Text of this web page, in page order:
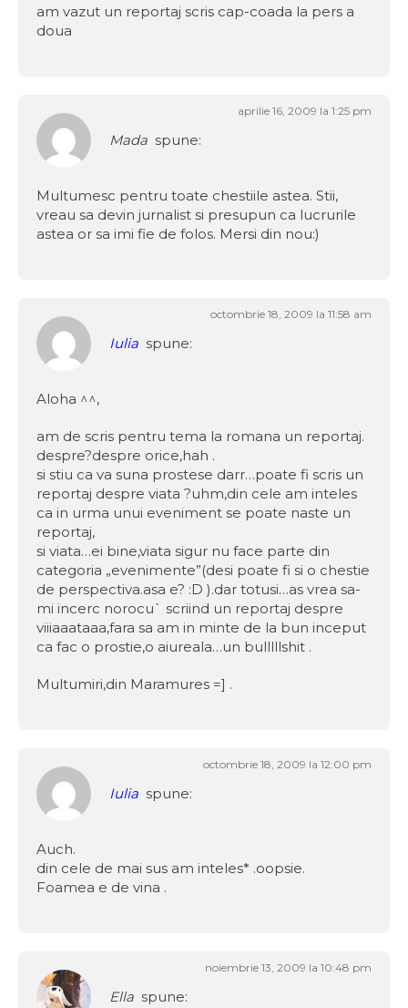
am vazut un reportaj scris cap-coada la pers a
doua
Mada spune:
aprilie 16, 2009 la 1:25 pm
Multumesc pentru toate chestiile astea. Stii,
vreau sa devin jurnalist si presupun ca lucrurile
astea or sa imi fie de folos. Mersi din nou:)
Iulia spune:
octombrie 18, 2009 la 11:58 am
Aloha ^^,
am de scris pentru tema la romana un reportaj.
despre?despre orice,hah .
si stiu ca va suna prostese darr…poate fi scris un
reportaj despre viata ?uhm,din cele am inteles
ca in urma unui eveniment se poate naste un
reportaj,
si viata…ei bine,viata sigur nu face parte din
categoria „evenimente”(desi poate fi si o chestie
de perspectiva.asa e? :D ).dar totusi…as vrea sa-
mi incerc norocu` scriind un reportaj despre
viiiaaataaa,fara sa am in minte de la bun inceput
ca fac o prostie,o aiureala…un bulllllshit .
Multumiri,din Maramures =] .
Iulia spune:
octombrie 18, 2009 la 12:00 pm
Auch.
din cele de mai sus am inteles* .oopsie.
Foamea e de vina .
Ella spune:
noiembrie 13, 2009 la 10:48 pm